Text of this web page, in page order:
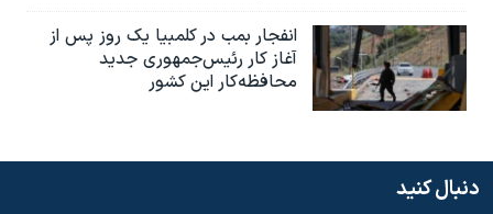
انفجار بمب‌‌ در کلمبیا یک روز پس از
آغاز کار رئیس‌جمهوری جدید
محافظه‌کار این کشور
دنبال کنید